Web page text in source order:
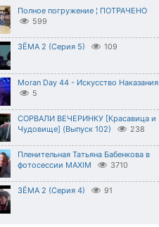
Полное погружение ¦ ПОТРАЧЕНО
599
ЗЁМА 2 (Серия 5) 109
Moran Day 44 - Искусство Наказания
5
СОРВАЛИ ВЕЧЕРИНКУ [Красавица и
Чудовище] (Выпуск 102)
238
Пленительная Татьяна Бабенкова в
фотосессии MAXIM
3710
ЗЁМА 2 (Серия 4) 91